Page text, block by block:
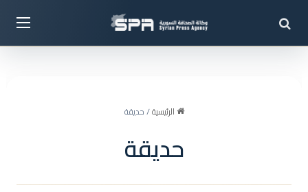
الرئيسية/حديقة
حديقة